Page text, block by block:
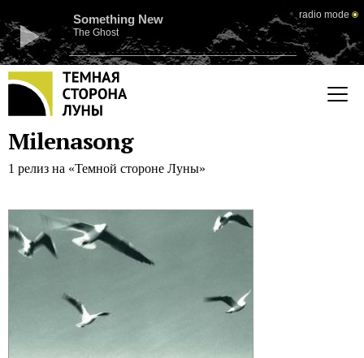
Something New
The Ghost
radio mode
Milenasong
1 релиз на «Темной стороне Луны»